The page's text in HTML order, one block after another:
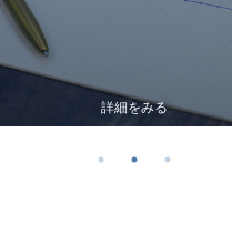
詳細をみる